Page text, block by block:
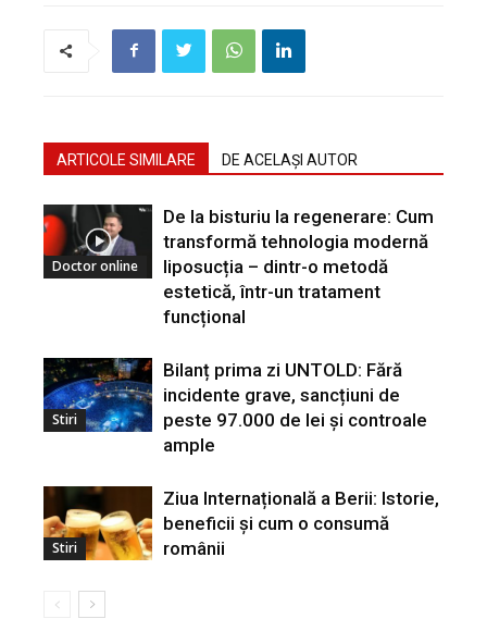
ARTICOLE SIMILARE DE ACELAȘI AUTOR
Doctor online
De la bisturiu la regenerare: Cum
transformă tehnologia modernă
liposucția – dintr-o metodă
estetică, într-un tratament
funcțional
Stiri
Bilanț prima zi UNTOLD: Fără
incidente grave, sancțiuni de
peste 97.000 de lei și controale
ample
Stiri
Ziua Internațională a Berii: Istorie,
beneficii și cum o consumă
românii